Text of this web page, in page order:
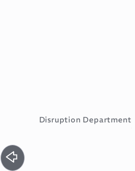
Disruption Department